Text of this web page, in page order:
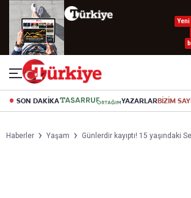
SON DAKİKA YAZARLARBİZİM
Haberler Yaşam Günlerdir kayıptı! 15 yaşındaki